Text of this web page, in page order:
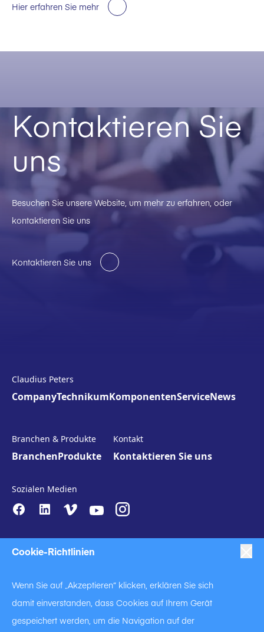
Cookie-Richtlinien
Wenn Sie auf „Akzeptieren“ klicken, erklären Sie sich
damit einverstanden, dass Cookies auf Ihrem Gerät
gespeichert werden, um die Navigation auf der
Hier erfahren Sie mehr
Kontaktieren Sie
uns
Besuchen Sie unsere Website, um mehr zu erfahren, oder
kontaktieren Sie uns
Kontaktieren Sie uns
Claudius Peters
CompanyTechnikumKomponentenServiceNews
Branchen & Produkte
BranchenProdukte
Kontakt
Kontaktieren Sie uns
Sozialen Medien
Anti-Slavery Impressum Datenschutzerklärung